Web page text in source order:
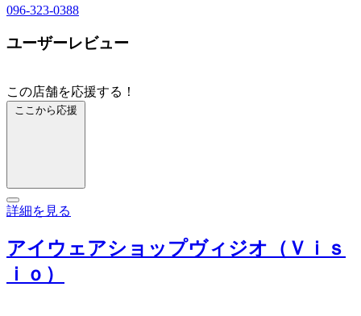
096-323-0388
ユーザーレビュー
この店舗を応援する！
ここから応援
詳細を見る
アイウェアショップヴィジオ（Ｖｉｓ
ｉｏ）